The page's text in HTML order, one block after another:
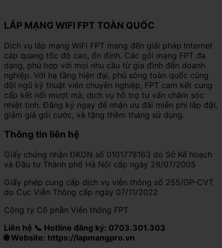
LẮP MẠNG WIFI FPT TOÀN QUỐC
Dịch vụ lắp mạng WiFi FPT mang đến giải pháp Internet
cáp quang tốc độ cao, ổn định. Các gói mạng FPT đa
dạng, phù hợp với mọi nhu cầu từ gia đình đến doanh
nghiệp. Với hạ tầng hiện đại, phủ sóng toàn quốc cùng
đội ngũ kỹ thuật viên chuyên nghiệp, FPT cam kết cung
cấp kết nối mượt mà, dịch vụ hỗ trợ tư vấn chăm sóc
nhiệt tình. Đăng ký ngay để nhận ưu đãi miễn phí lắp đặt,
giảm giá gói cước, và tặng thêm tháng sử dụng.
Thông tin liên hệ
Giấy chứng nhận ĐKDN số 0101778163 do Sở Kế hoạch
và Đầu tư Thành phố Hà Nội cấp ngày 28/07/2005
Giấy phép cung cấp dịch vụ viễn thông số 255/GP-CVT
do Cục Viễn Thông cấp ngày 07/11/2022
Công ty Cổ phần Viễn thông FPT
Liên hệ 📞 Hotline đăng ký: 0703.301.303
🌐 Website: https://lapmangpro.vn